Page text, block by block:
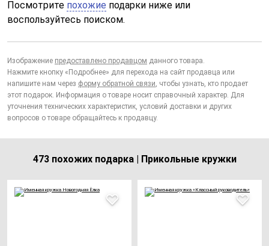
Посмотрите похожие подарки ниже или
воспользуйтесь поиском.
Изображение предоставлено продавцом данного товара.
Нажмите кнопку «Подробнее» для перехода на сайт продавца или
напишите нам через форму обратной связи, чтобы узнать, кто продает
этот подарок. Информация о товаре носит справочный характер. Для
уточнения технических характеристик, условий доставки и других
вопросов о товаре обращайтесь к продавцу.
473 похожих подарка | Прикольные кружки